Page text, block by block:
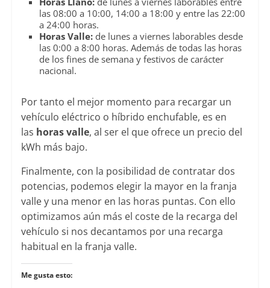
las 08:00 a 10:00, 14:00 a 18:00 y entre las 22:00
a 24:00 horas.
Horas Valle:de lunes a viernes laborables desde
las 0:00 a 8:00 horas. Además de todas las horas
de los fines de semana y festivos de carácter
nacional.
Por tanto el mejor momento para recargar un
vehículo eléctrico o híbrido enchufable, es en
las horas valle, al ser el que ofrece un precio del
kWh más bajo.
Finalmente, con la posibilidad de contratar dos
potencias, podemos elegir la mayor en la franja
valle y una menor en las horas puntas. Con ello
optimizamos aún más el coste de la recarga del
vehículo si nos decantamos por una recarga
habitual en la franja valle.
Me gusta esto: